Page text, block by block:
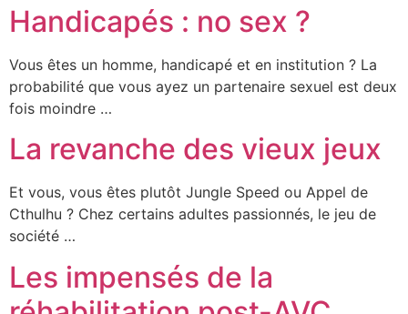
Handicapés : no sex ?
Vous êtes un homme, handicapé et en institution ? La
probabilité que vous ayez un partenaire sexuel est deux
fois moindre …
La revanche des vieux jeux
Et vous, vous êtes plutôt Jungle Speed ou Appel de
Cthulhu ? Chez certains adultes passionnés, le jeu de
société …
Les impensés de la